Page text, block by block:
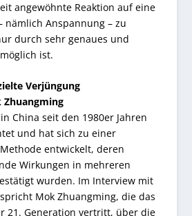
angewöhnte Reaktion auf eine
nämlich Anspannung – zu
durch sehr genaues und
ist.
Verjüngung
China seit den 1980er Jahren
und hat sich zu einer
entwickelt, deren
Wirkungen in mehreren
wurden. Im Interview mit
Mok Zhuangming, die das
21. Generation vertritt, über die